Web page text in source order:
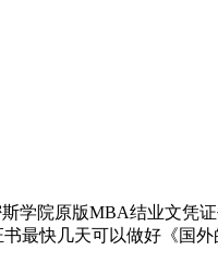
学院原版MBA结业文凭
最快几天可以做好《国